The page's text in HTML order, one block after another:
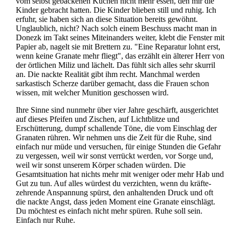
Kinder gebracht hatten. Die Kinder blieben still und ruhig. Ich
erfuhr, sie haben sich an diese Situation bereits gewöhnt.
Unglaublich, nicht? Nach solch einem Beschuss macht man in
Donezk im Takt seines Miteinanders weiter, klebt die Fenster mit
Papier ab, nagelt sie mit Brettern zu. "Eine Reparatur lohnt erst,
wenn keine Granate mehr fliegt", das erzählt ein älterer Herr von
der örtlichen Miliz und lächelt. Das fühlt sich alles sehr skurril
an. Die nackte Realität gibt ihm recht. Manchmal werden
sarkastisch Scherze darüber gemacht, dass die Frauen schon
wissen, mit welcher Munition geschossen wird.
Ihre Sinne sind nunmehr über vier Jahre geschärft, ausgerichtet
auf dieses Pfeifen und Zischen, auf Lichtblitze und
Erschütterung, dumpf schallende Töne, die vom Einschlag der
Granaten rühren. Wir nehmen uns die Zeit für die Ruhe, sind
einfach nur müde und versuchen, für einige Stunden die Gefahr
zu vergessen, weil wir sonst verrückt werden, vor Sorge und,
weil wir sonst unserem Körper schaden würden. Die
Gesamtsituation hat nichts mehr mit weniger oder mehr Hab und
Gut zu tun. Auf alles würdest du verzichten, wenn du kräfte­
zehrende Anspannung spürst, den anhaltenden Druck und oft
die nackte Angst, dass jeden Moment eine Granate einschlägt.
Du möchtest es einfach nicht mehr spüren. Ruhe soll sein.
Einfach nur Ruhe.